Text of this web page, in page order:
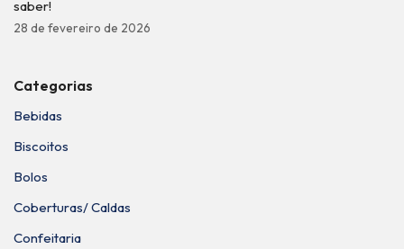
saber!
28 de fevereiro de 2026
Categorias
Bebidas
Biscoitos
Bolos
Coberturas/ Caldas
Confeitaria